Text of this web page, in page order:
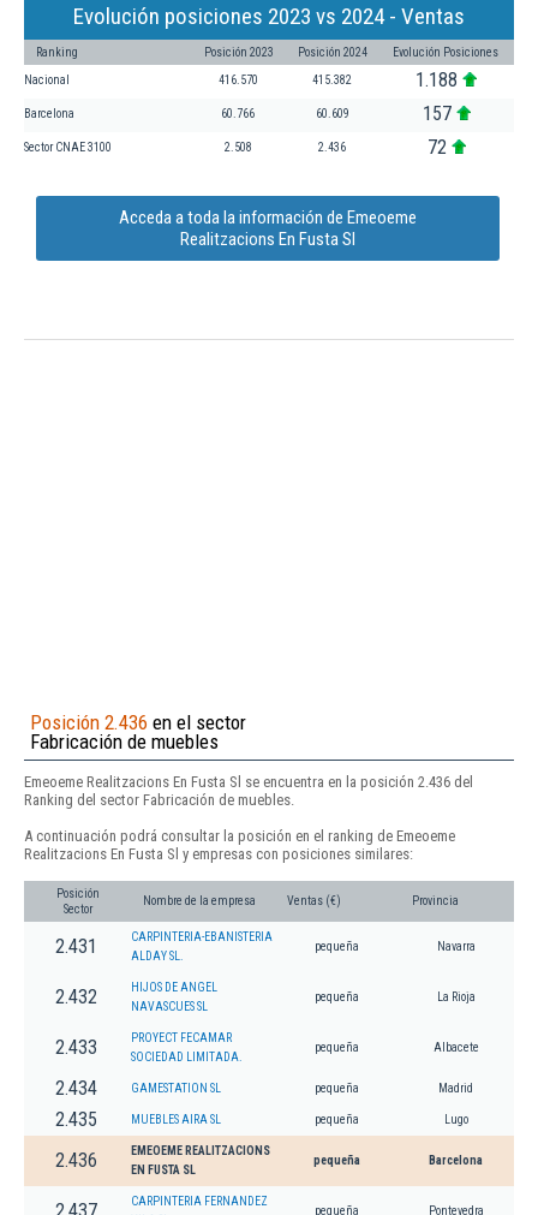
Evolución posiciones 2023 vs 2024 - Ventas
Ranking Posición 2023 Posición 2024 Evolución Posiciones
Nacional 416.570 415.382 1.188
Barcelona 60.766 60.609 157
Sector CNAE 3100 2.508 2.436 72
Acceda a toda la información de Emeoeme
Realitzacions En Fusta Sl
Posición 2.436 en el sector
Fabricación de muebles
Emeoeme Realitzacions En Fusta Sl se encuentra en la posición 2.436 del
Ranking del sector Fabricación de muebles.
A continuación podrá consultar la posición en el ranking de Emeoeme
Realitzacions En Fusta Sl y empresas con posiciones similares:
Posición
Sector
Nombre de la empresa Ventas (€) Provincia
2.431
CARPINTERIA-EBANISTERIA
ALDAY SL.
pequeña Navarra
2.432
HIJOS DE ANGEL
NAVASCUES SL
pequeña La Rioja
2.433
PROYECT FECAMAR
SOCIEDAD LIMITADA.
pequeña Albacete
2.434 GAMESTATION SL pequeña Madrid
2.435 MUEBLES AIRA SL pequeña Lugo
2.436
EMEOEME REALITZACIONS
EN FUSTA SL
pequeña Barcelona
CARPINTERIA FERNANDEZ
pequeña Pontevedra